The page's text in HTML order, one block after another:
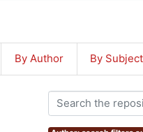
By Author By Subject